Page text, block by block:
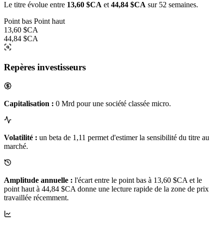
Le titre évolue entre 13,60 $CA et 44,84 $CA sur 52 semaines.
Point bas Point haut
13,60 $CA
44,84 $CA
Repères investisseurs
Capitalisation : 0 Mrd pour une société classée micro.
Volatilité : un beta de 1,11 permet d'estimer la sensibilité du titre au
marché.
Amplitude annuelle : l'écart entre le point bas à 13,60 $CA et le
point haut à 44,84 $CA donne une lecture rapide de la zone de prix
travaillée récemment.